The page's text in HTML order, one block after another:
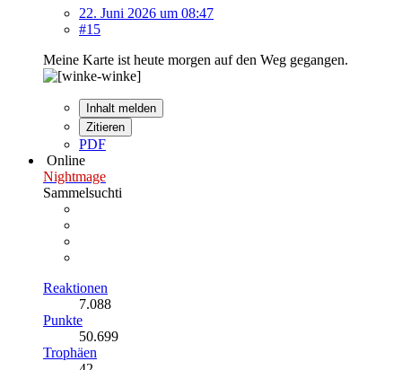
22. Juni 2026 um 08:47
#15
Meine Karte ist heute morgen auf den Weg gegangen.
Inhalt melden
Zitieren
PDF
Online
Nightmage
Sammelsuchti
Reaktionen
7.088
Punkte
50.699
Trophäen